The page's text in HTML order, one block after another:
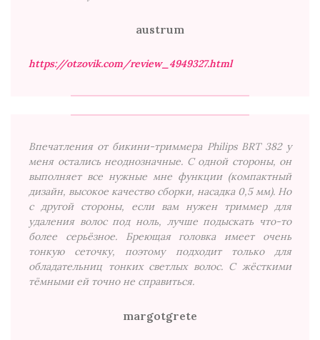
austrum
https://otzovik.com/review_4949327.html
Впечатления от бикини-триммера Philips BRT 382 у
меня остались неоднозначные. С одной стороны, он
выполняет все нужные мне функции (компактный
дизайн, высокое качество сборки, насадка 0,5 мм). Но
с другой стороны, если вам нужен триммер для
удаления волос под ноль, лучше подыскать что-то
более серьёзное. Бреющая головка имеет очень
тонкую сеточку, поэтому подходит только для
обладательниц тонких светлых волос. С жёсткими
тёмными ей точно не справиться.
margotgrete